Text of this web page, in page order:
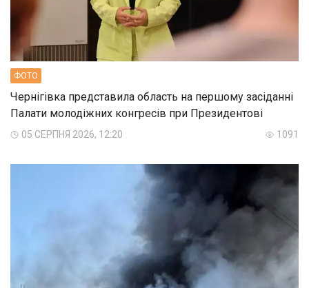
ФОТО
Чернігівка представила область на першому засіданні
Палати молодіжних конгресів при Президентові
05 СЕРПНЯ 2026, 12:20 1091